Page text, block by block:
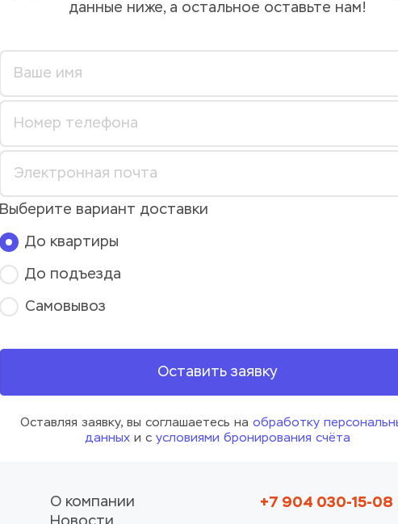
данные ниже, а остальное оставьте нам!
Выберите вариант доставки
До квартиры
До подъезда
Самовывоз
Оставить заявку
Оставляя заявку, вы соглашаетесь на обработку
данных и с условиями бронирования счёта
О компании
+7 904 030-15-08